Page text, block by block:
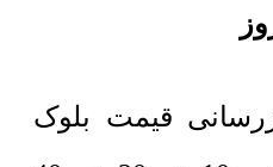
قیمت بلوک